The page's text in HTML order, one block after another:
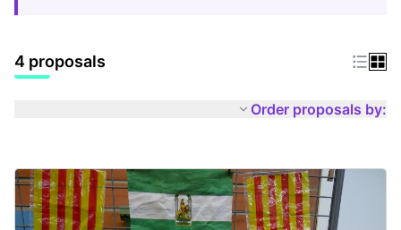
4 proposals
Order proposals by: